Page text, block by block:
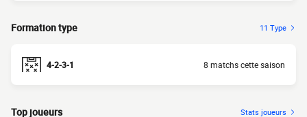
Formation type 11 Type
4-2-3-1 8 matchs cette saison
Top joueurs Stats joueurs